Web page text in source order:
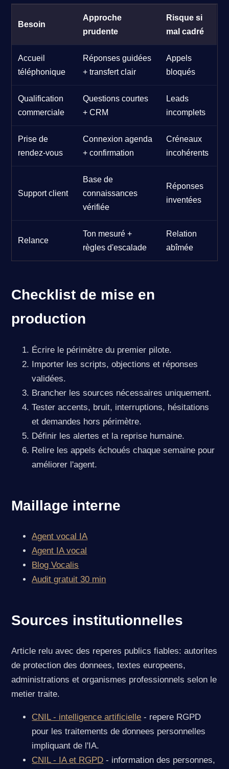
Besoin
Approche
prudente
Risque si
mal cadré
Accueil
téléphonique
Réponses guidées
+ transfert clair
Appels
bloqués
Qualification
commerciale
Questions courtes
+ CRM
Leads
incomplets
Prise de
rendez-vous
Connexion agenda
+ confirmation
Créneaux
incohérents
Support client
Base de
connaissances
vérifiée
Réponses
inventées
Relance
Ton mesuré +
règles d'escalade
Relation
abîmée
Checklist de mise en
production
Écrire le périmètre du premier pilote.
Importer les scripts, objections et réponses
validées.
Brancher les sources nécessaires uniquement.
Tester accents, bruit, interruptions, hésitations
et demandes hors périmètre.
Définir les alertes et la reprise humaine.
Relire les appels échoués chaque semaine pour
améliorer l'agent.
Maillage interne
Agent vocal IA
Agent IA vocal
Blog Vocalis
Audit gratuit 30 min
Sources institutionnelles
Article relu avec des reperes publics fiables: autorites
de protection des donnees, textes europeens,
administrations et organismes professionnels selon le
metier traite.
CNIL - intelligence artificielle - repere RGPD
pour les traitements de donnees personnelles
impliquant de l'IA.
CNIL - IA et RGPD - information des personnes,